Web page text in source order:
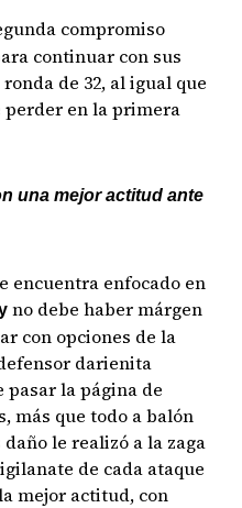
compromiso
continuar con sus
de 32, al igual que
perder en la primera
una mejor actitud ante
encuentra enfocado en
no debe haber márgen
con opciones de la
darienita
la página de
más que todo a balón
le realizó a la zaga
de cada ataque
mejor actitud, con